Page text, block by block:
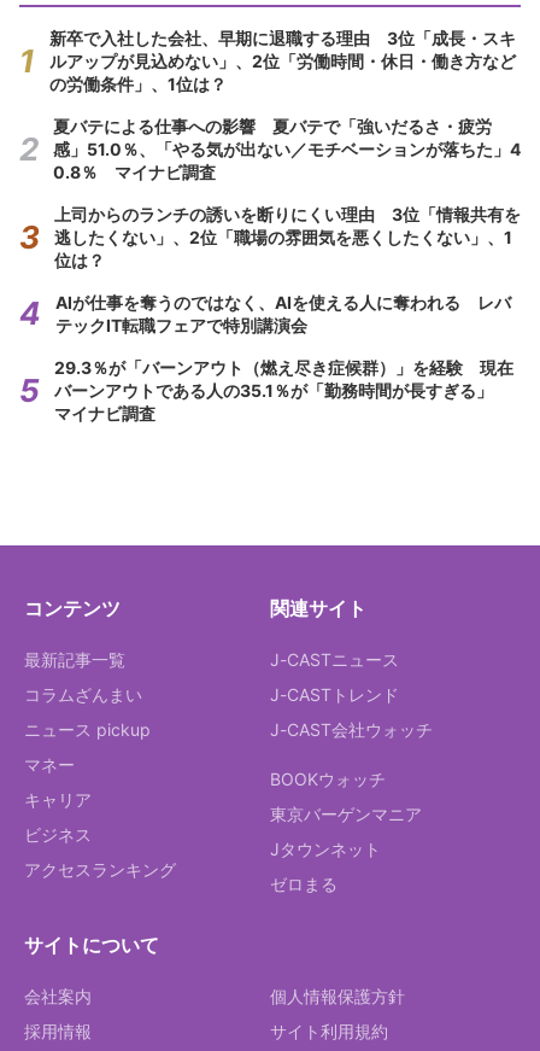
新卒で入社した会社、早期に退職する理由 3位「成長・スキ
ルアップが見込めない」、2位「労働時間・休日・働き方など
の労働条件」、1位は？
夏バテによる仕事への影響 夏バテで「強いだるさ・疲労
感」51.0％、「やる気が出ない／モチベーションが落ちた」4
0.8％ マイナビ調査
上司からのランチの誘いを断りにくい理由 3位「情報共有を
逃したくない」、2位「職場の雰囲気を悪くしたくない」、1
位は？
AIが仕事を奪うのではなく、AIを使える人に奪われる レバ
テックIT転職フェアで特別講演会
29.3％が「バーンアウト（燃え尽き症候群）」を経験 現在
バーンアウトである人の35.1％が「勤務時間が長すぎる」
マイナビ調査
コンテンツ
最新記事一覧
コラムざんまい
ニュース pickup
マネー
キャリア
ビジネス
アクセスランキング
関連サイト
J-CASTニュース
J-CASTトレンド
J-CAST会社ウォッチ
BOOKウォッチ
東京バーゲンマニア
Jタウンネット
ゼロまる
サイトについて
会社案内
採用情報
個人情報保護方針
サイト利用規約